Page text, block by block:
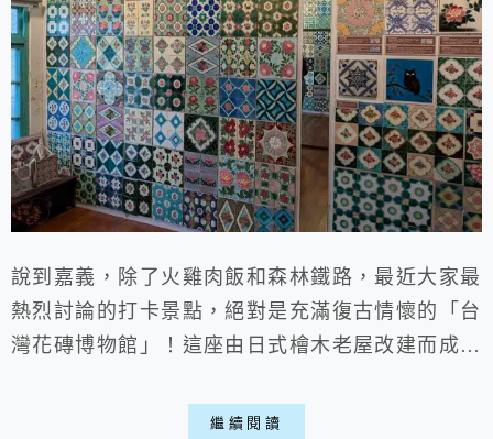
說到嘉義，除了火雞肉飯和森林鐵路，最近大家最
熱烈討論的打卡景點，絕對是充滿復古情懷的「台
灣花磚博物館」！這座由日式檜木老屋改建而成的
磚，每一片斑斕奪目的色彩背後，都承載著過去台
繼續閱讀